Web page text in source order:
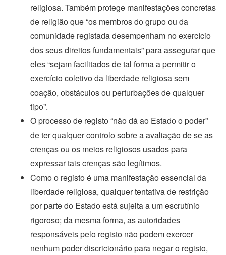
religiosa. Também protege manifestações concretas
de religião que “os membros do grupo ou da
comunidade registada desempenham no exercício
dos seus direitos fundamentais” para assegurar que
eles “sejam facilitados de tal forma a permitir o
exercício coletivo da liberdade religiosa sem
coação, obstáculos ou perturbações de qualquer
tipo”.
O processo de registo “não dá ao Estado o poder”
de ter qualquer controlo sobre a avaliação de se as
crenças ou os meios religiosos usados para
expressar tais crenças são legítimos.
Como o registo é uma manifestação essencial da
liberdade religiosa, qualquer tentativa de restrição
por parte do Estado está sujeita a um escrutínio
rigoroso; da mesma forma, as autoridades
responsáveis pelo registo não podem exercer
nenhum poder discricionário para negar o registo,